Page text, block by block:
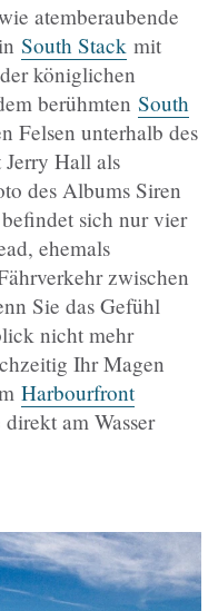
atemberaubende
South Stack mit
königlichen
berühmten South
Felsen unterhalb des
Hall als
des Albums Siren
sich nur vier
ehemals
zwischen
Sie das Gefühl
nicht mehr
Ihr Magen
Harbourfront
am Wasser